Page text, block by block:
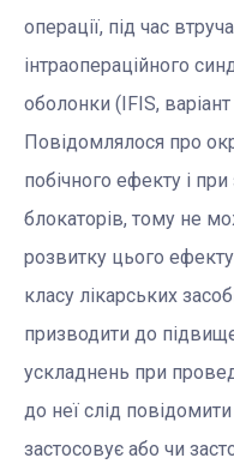
операції, під час
інтраопераційного
оболонки (IFIS,
Повідомлялося про
побічного ефекту і
блокаторів, тому не
розвитку цього
класу лікарських
призводити до
ускладнень при
до неї слід
застосовує або чи